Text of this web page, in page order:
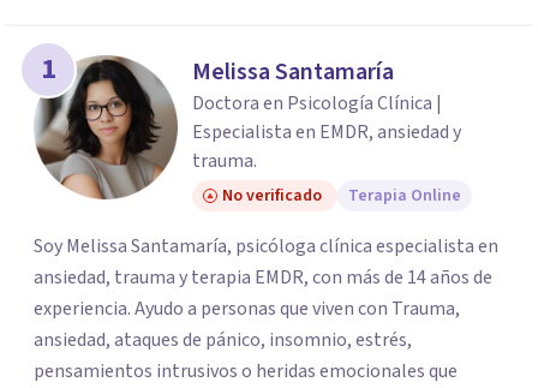
1 Melissa Santamaría
Doctora en Psicología Clínica |
Especialista en EMDR, ansiedad y
trauma.
No verificado Terapia Online
Soy Melissa Santamaría, psicóloga clínica especialista en
ansiedad, trauma y terapia EMDR, con más de 14 años de
experiencia. Ayudo a personas que viven con Trauma,
ansiedad, ataques de pánico, insomnio, estrés,
pensamientos intrusivos o heridas emocionales que